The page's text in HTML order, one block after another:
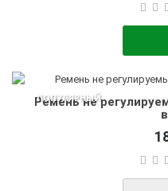
ПОПУЛЯРНЫЙ
Ремень не